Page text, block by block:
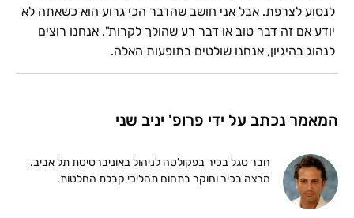
לנסוע לצרפת. אבל אני חושב שהדבר הכי גרוע הוא כשאתה לא
יודע אם זה דבר טוב או דבר רע שהולך לקרות". אנחנו רוצים
לנהוג בהיגיון, אנחנו שולטים בתופעות האלה.
המאמר נכתב על ידי פרופ' יניב שני
חבר סגל בכיר בפקולטה לניהול באוניברסיטת תל אביב.
מרצה בכיר וחוקר בתחום תהליכי קבלת החלטות.